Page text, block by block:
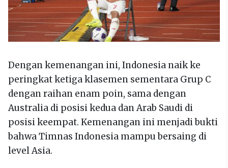
Dengan kemenangan ini, Indonesia naik ke
peringkat ketiga klasemen sementara Grup C
dengan raihan enam poin, sama dengan
Australia di posisi kedua dan Arab Saudi di
posisi keempat. Kemenangan ini menjadi bukti
bahwa Timnas Indonesia mampu bersaing di
level Asia.